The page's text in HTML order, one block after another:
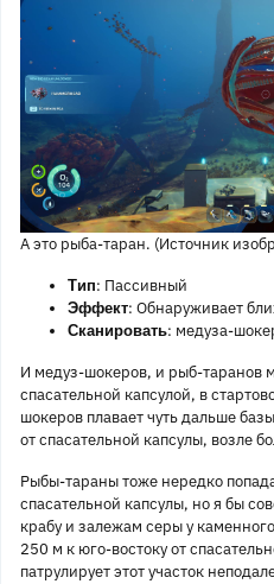
А это рыба-таран. (Источник
Тип: Пассивный
Эффект: Обнаруживает
Сканировать: медуза-
И медуз-шокеров, и рыб-таранов
спасательной капсулой, в
шокеров плавает чуть дальше
от спасательной капсулы, возле
Рыбы-тараны тоже нередко
спасательной капсулы, но я бы
крабу и залежам серы у
250 м к юго-востоку от
патрулирует этот участок